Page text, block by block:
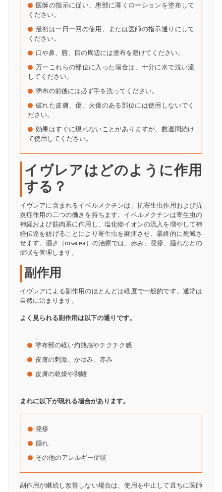
医師の指示に従い、患部に薄くローションを塗布して
ください。
最初は一日一回の使用、または医師の指示通りにして
ください。
口や鼻、唇、目の周辺には塗布を避けてください。
万一これらの部位に入った場合は、十分に水で洗い流
してください。
塗布の前後には必ず手を洗ってください。
破れた皮膚、傷、火傷のある部位には使用しないでく
ださい。
効果はすぐに現れないことがありますが、数週間続け
て使用してください。
イヴレアはどのように作用
する？
イヴレアに含まれるイベルメクチンは、抗寄生虫作用および抗
炎症作用の二つの働きを持ちます。イベルメクチンは寄生虫の
神経および筋肉系に作用し、塩化物イオンの流入を増やして神
経伝達を妨げることにより寄生虫を麻痺させ、最終的に死滅さ
せます。酒さ（rosacea）の治療では、赤み、発疹、腫れなどの
症状を管理します。
副作用
イヴレアによる副作用のほとんどは軽度で一般的です。通常は
自然に治まります。
よく見られる副作用は以下の通りです。
塗布部の軽い灼熱感やチクチク感
皮膚の刺激、かゆみ、赤み
皮膚の乾燥や剥離
まれに以下が現れる場合があります。
発疹
腫れ
その他のアレルギー症状
副作用が継続し改善しない場合は、使用を中止して直ちに医師